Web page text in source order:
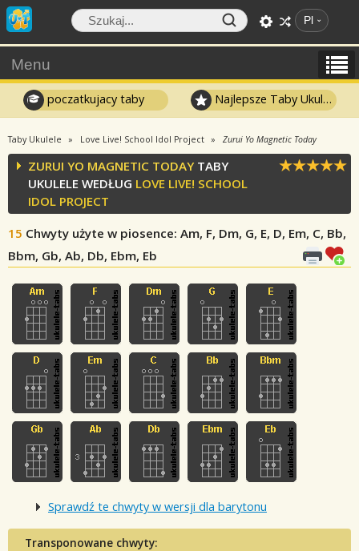
Pl
Menu
poczatkujacy taby Najlepsze Taby Ukulele
Taby Ukulele Love Live! School Idol Project Zurui Yo Magnetic Today
ZURUI YO MAGNETIC TODAYTABY
UKULELE WEDŁUG LOVE LIVE! SCHOOL
IDOL PROJECT
15 Chwyty użyte w piosence: Am, F, Dm, G, E, D, Em, C, Bb,
Bbm, Gb, Ab, Db, Ebm, Eb
Sprawdź te chwyty w wersji dla barytonu
Transponowane chwyty: